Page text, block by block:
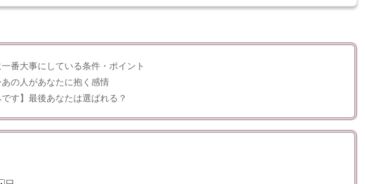
番大事にしている条件・ポイント
の人があなたに抱く感情
す】最後あなたは選ばれる？